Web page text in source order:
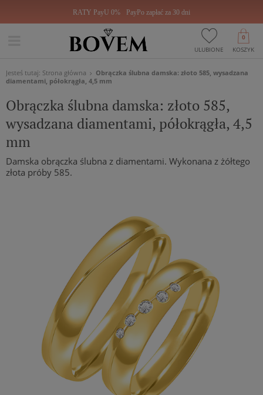
RATY PayU 0% PayPo zapłać za 30 dni
ULUBIONE KOSZYK
0
Jesteś tutaj: Strona główna
Obrączka ślubna damska: złoto 585, wysadzana
diamentami, półokrągła, 4,5 mm
Obrączka ślubna damska: złoto 585,
wysadzana diamentami, półokrągła, 4,5
mm
Damska obrączka ślubna z diamentami. Wykonana z żółtego
złota próby 585.